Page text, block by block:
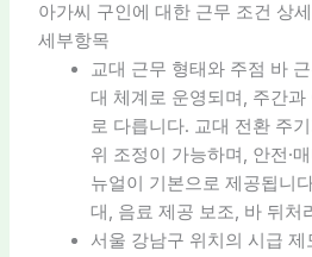
아가씨 구인에 대한 근무 조건 상세
세부항목
교대 근무 형태와 주점 바
대 체계로 운영되며, 주간
로 다릅니다. 교대 전환 주
위 조정이 가능하며, 안전·
뉴얼이 기본으로 제공됩니
대, 음료 제공 보조, 바 뒤처
서울 강남구 위치의 시급